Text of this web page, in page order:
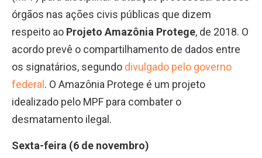
órgãos nas ações civis públicas que dizem
respeito ao Projeto Amazônia Protege, de 2018. O
acordo prevê o compartilhamento de dados entre
os signatários, segundo divulgado pelo governo
federal . O Amazônia Protege é um projeto
idealizado pelo MPF para combater o
desmatamento ilegal.
Sexta-feira (6 de novembro)